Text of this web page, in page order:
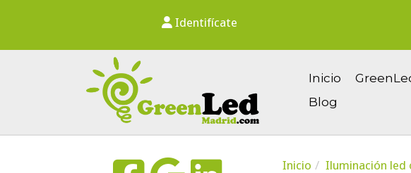
Identifícate
Inicio
Blog
Inicio Iluminación led